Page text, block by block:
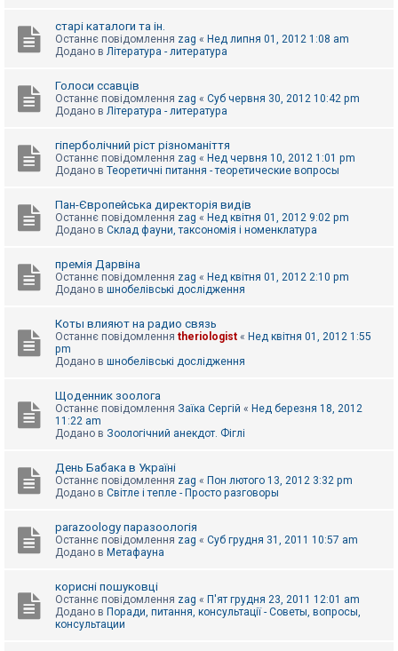
старі каталоги та ін.
Останнє повідомлення zag « Нед липня 01, 2012 1:08 am
Додано в Література - литература
Голоси ссавців
Останнє повідомлення zag « Суб червня 30, 2012 10:42 pm
Додано в Література - литература
гіперболічний ріст різноманіття
Останнє повідомлення zag « Нед червня 10, 2012 1:01 pm
Додано в Теоретичні питання - теоретические вопросы
Пан-Європейська директорія видів
Останнє повідомлення zag « Нед квітня 01, 2012 9:02 pm
Додано в Склад фауни, таксономія і номенклатура
премія Дарвіна
Останнє повідомлення zag « Нед квітня 01, 2012 2:10 pm
Додано в шнобелівські дослідження
Коты влияют на радио связь
Останнє повідомлення theriologist « Нед квітня 01, 2012 1:55
pm
Додано в шнобелівські дослідження
Щоденник зоолога
Останнє повідомлення Заїка Сергій « Нед березня 18, 2012
11:22 am
Додано в Зоологічний анекдот. Фіглі
День Бабака в Україні
Останнє повідомлення zag « Пон лютого 13, 2012 3:32 pm
Додано в Світле і тепле - Просто разговоры
parazoology паразоологія
Останнє повідомлення zag « Суб грудня 31, 2011 10:57 am
Додано в Метафауна
корисні пошуковці
Останнє повідомлення zag « П'ят грудня 23, 2011 12:01 am
Додано в Поради, питання, консультації - Советы, вопросы,
консультации